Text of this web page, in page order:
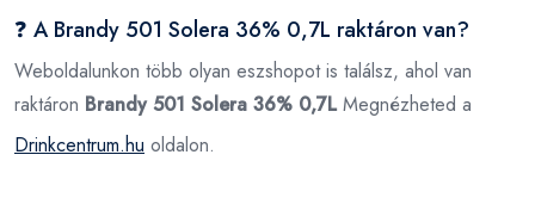
❓ A Brandy 501 Solera 36% 0,7L raktáron van?
Weboldalunkon több olyan eszshopot is találsz, ahol van
raktáron Brandy 501 Solera 36% 0,7LMegnézheted a
Drinkcentrum.hu oldalon.